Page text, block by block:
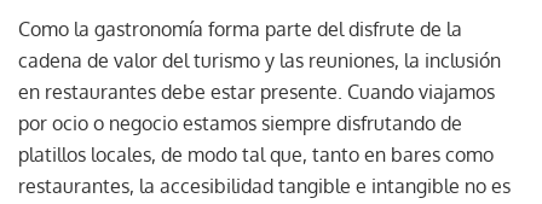
Como la gastronomía forma parte del disfrute de la
cadena de valor del turismo y las reuniones, la inclusión
en restaurantes debe estar presente. Cuando viajamos
por ocio o negocio estamos siempre disfrutando de
platillos locales, de modo tal que, tanto en bares como
restaurantes, la accesibilidad tangible e intangible no es